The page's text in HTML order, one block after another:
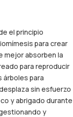
el principio
para crear
mejor absorben la
para reproducir
árboles para
sin esfuerzo
y abrigado durante
y